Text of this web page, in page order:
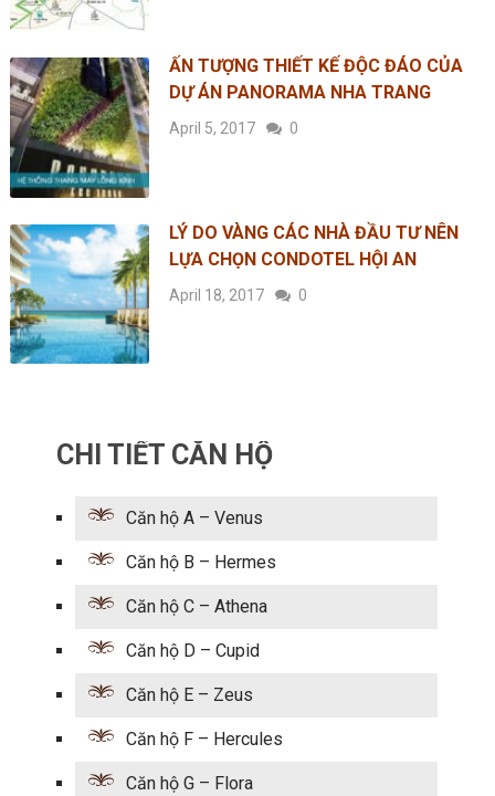
ẤN TƯỢNG THIẾT KẾ ĐỘC ĐÁO CỦA
DỰ ÁN PANORAMA NHA TRANG
April 5, 2017 0
LÝ DO VÀNG CÁC NHÀ ĐẦU TƯ NÊN
LỰA CHỌN CONDOTEL HỘI AN
April 18, 2017 0
CHI TIẾT CĂN HỘ
Căn hộ A – Venus
Căn hộ B – Hermes
Căn hộ C – Athena
Căn hộ D – Cupid
Căn hộ E – Zeus
Căn hộ F – Hercules
Căn hộ G – Flora